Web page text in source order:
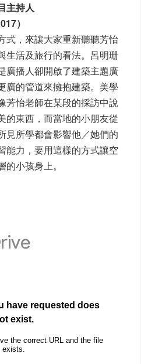
主持人
）
式，來讓大家重新聽聽芳怡
生活及旅行的看法。呂明珊
廣播人卻開啟了建築主題廣
廣的管道來擁抱建築。美學
芳怡老師在某段的採訪中說
的東西，而當地的小朋友從
見所學都會影響他／她們的
能力，要用這樣的方式讓空
小孩身上。